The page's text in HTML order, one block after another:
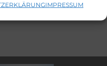
IMPRESSUM
Städten und Dörfern